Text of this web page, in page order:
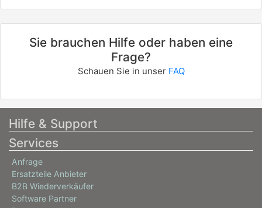
Sie brauchen Hilfe oder haben eine
Frage?
Schauen Sie in unser FAQ
Hilfe & Support
Services
Anfrage
Ersatzteile Anbieter
B2B Wiederverkäufer
Software Partner